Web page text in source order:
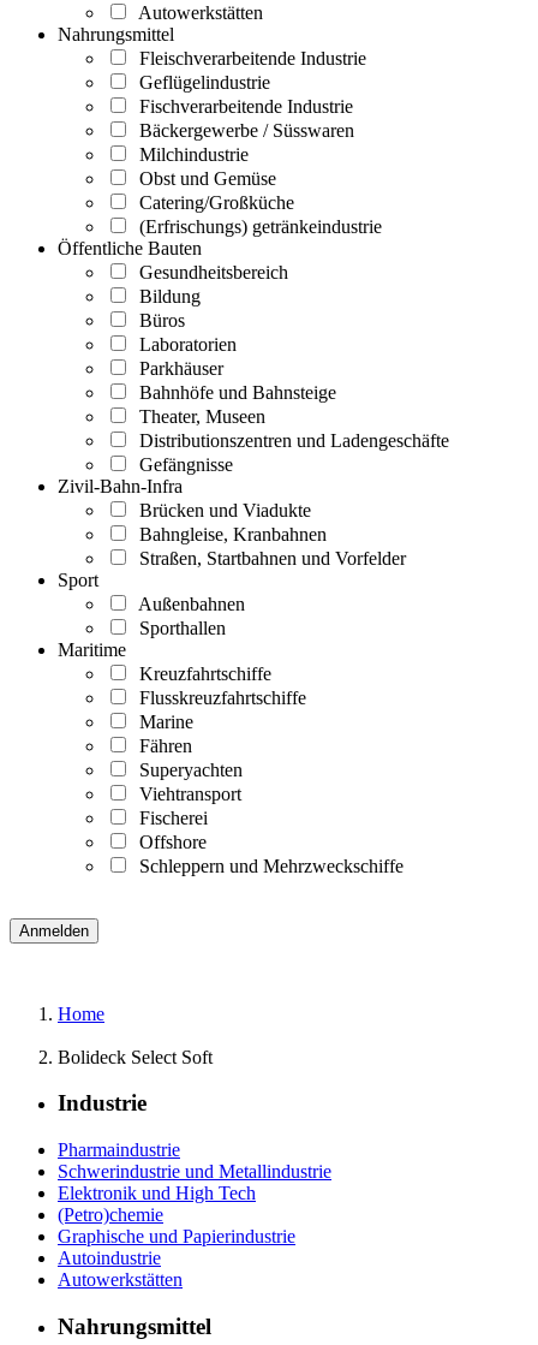
Autowerkstätten
Nahrungsmittel
Fleischverarbeitende Industrie
Geflügelindustrie
Fischverarbeitende Industrie
Bäckergewerbe / Süsswaren
Milchindustrie
Obst und Gemüse
Catering/Großküche
(Erfrischungs) getränkeindustrie
Öffentliche Bauten
Gesundheitsbereich
Bildung
Büros
Laboratorien
Parkhäuser
Bahnhöfe und Bahnsteige
Theater, Museen
Distributionszentren und Ladengeschäfte
Gefängnisse
Zivil-Bahn-Infra
Brücken und Viadukte
Bahngleise, Kranbahnen
Straßen, Startbahnen und Vorfelder
Sport
Außenbahnen
Sporthallen
Maritime
Kreuzfahrtschiffe
Flusskreuzfahrtschiffe
Marine
Fähren
Superyachten
Viehtransport
Fischerei
Offshore
Schleppern und Mehrzweckschiffe
Home
Bolideck Select Soft
Industrie
Pharmaindustrie
Schwerindustrie und Metallindustrie
Elektronik und High Tech
(Petro)chemie
Graphische und Papierindustrie
Autoindustrie
Autowerkstätten
Nahrungsmittel